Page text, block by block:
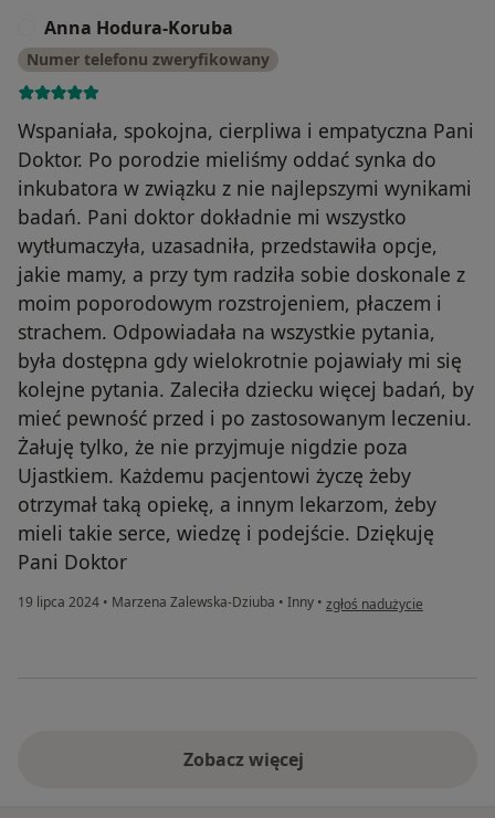
Anna Hodura-Koruba
Numer telefonu zweryfikowany
Wspaniała, spokojna, cierpliwa i empatyczna Pani
Doktor. Po porodzie mieliśmy oddać synka do
inkubatora w związku z nie najlepszymi wynikami
badań. Pani doktor dokładnie mi wszystko
wytłumaczyła, uzasadniła, przedstawiła opcje,
jakie mamy, a przy tym radziła sobie doskonale z
moim poporodowym rozstrojeniem, płaczem i
strachem. Odpowiadała na wszystkie pytania,
była dostępna gdy wielokrotnie pojawiały mi się
kolejne pytania. Zaleciła dziecku więcej badań, by
mieć pewność przed i po zastosowanym leczeniu.
Żałuję tylko, że nie przyjmuje nigdzie poza
Ujastkiem. Każdemu pacjentowi życzę żeby
otrzymał taką opiekę, a innym lekarzom, żeby
mieli takie serce, wiedzę i podejście. Dziękuję
Pani Doktor
19 lipca 2024 • Marzena Zalewska-Dziuba • Inny • w opinii użytkownika Anna
zgłoś nadużycie
Zobacz więcej